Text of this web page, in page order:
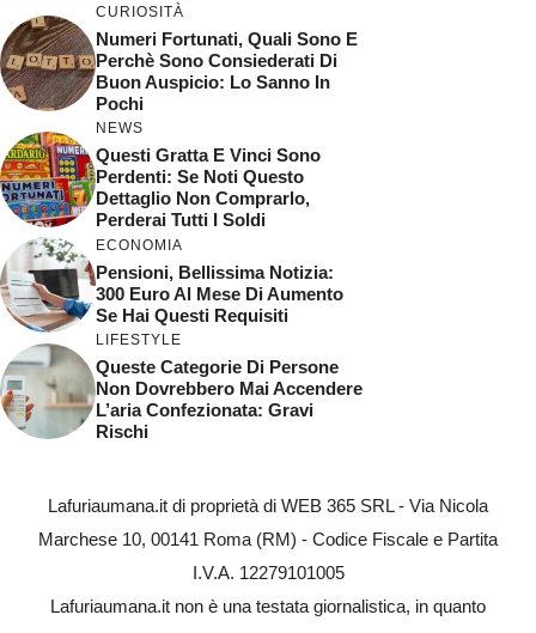
CURIOSITÀ
Numeri Fortunati, Quali Sono E
Perchè Sono Consiederati Di
Buon Auspicio: Lo Sanno In
Pochi
NEWS
Questi Gratta E Vinci Sono
Perdenti: Se Noti Questo
Dettaglio Non Comprarlo,
Perderai Tutti I Soldi
ECONOMIA
Pensioni, Bellissima Notizia:
300 Euro Al Mese Di Aumento
Se Hai Questi Requisiti
LIFESTYLE
Queste Categorie Di Persone
Non Dovrebbero Mai Accendere
L’aria Confezionata: Gravi
Rischi
Lafuriaumana.it di proprietà di WEB 365 SRL - Via Nicola
Marchese 10, 00141 Roma (RM) - Codice Fiscale e Partita
I.V.A. 12279101005
Lafuriaumana.it non è una testata giornalistica, in quanto